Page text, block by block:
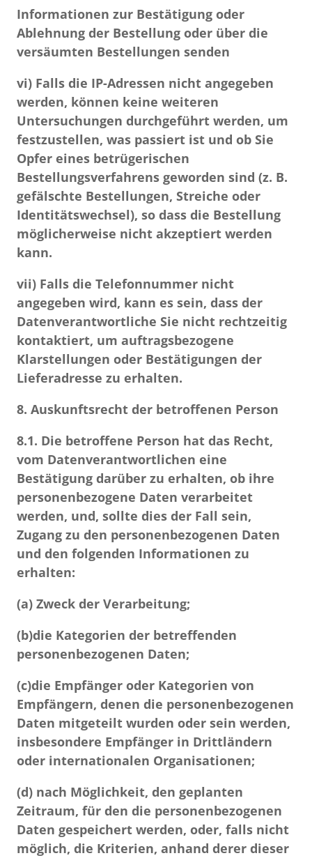
Informationen zur Bestätigung oder
Ablehnung der Bestellung oder über die
versäumten Bestellungen senden
vi) Falls die IP-Adressen nicht angegeben
werden, können keine weiteren
Untersuchungen durchgeführt werden, um
festzustellen, was passiert ist und ob Sie
Opfer eines betrügerischen
Bestellungsverfahrens geworden sind (z. B.
gefälschte Bestellungen, Streiche oder
Identitätswechsel), so dass die Bestellung
möglicherweise nicht akzeptiert werden
kann.
vii) Falls die Telefonnummer nicht
angegeben wird, kann es sein, dass der
Datenverantwortliche Sie nicht rechtzeitig
kontaktiert, um auftragsbezogene
Klarstellungen oder Bestätigungen der
Lieferadresse zu erhalten.
8. Auskunftsrecht der betroffenen Person
8.1. Die betroffene Person hat das Recht,
vom Datenverantwortlichen eine
Bestätigung darüber zu erhalten, ob ihre
personenbezogene Daten verarbeitet
werden, und, sollte dies der Fall sein,
Zugang zu den personenbezogenen Daten
und den folgenden Informationen zu
erhalten:
(a) Zweck der Verarbeitung;
(b)die Kategorien der betreffenden
personenbezogenen Daten;
(c)die Empfänger oder Kategorien von
Empfängern, denen die personenbezogenen
Daten mitgeteilt wurden oder sein werden,
insbesondere Empfänger in Drittländern
oder internationalen Organisationen;
(d) nach Möglichkeit, den geplanten
Zeitraum, für den die personenbezogenen
Daten gespeichert werden, oder, falls nicht
möglich, die Kriterien, anhand derer dieser